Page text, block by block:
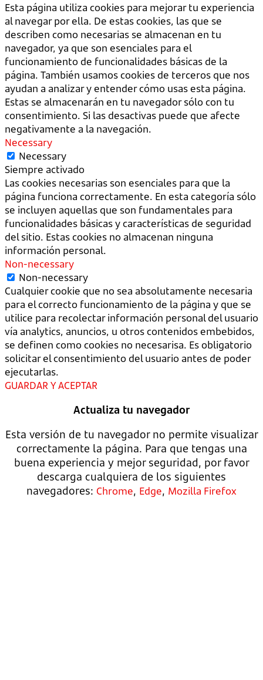
Esta página utiliza cookies para mejorar tu experiencia
al navegar por ella. De estas cookies, las que se
describen como necesarias se almacenan en tu
navegador, ya que son esenciales para el
funcionamiento de funcionalidades básicas de la
página. También usamos cookies de terceros que nos
ayudan a analizar y entender cómo usas esta página.
Estas se almacenarán en tu navegador sólo con tu
consentimiento. Si las desactivas puede que afecte
negativamente a la navegación.
Necessary
Necessary
Siempre activado
Las cookies necesarias son esenciales para que la
página funciona correctamente. En esta categoría sólo
se incluyen aquellas que son fundamentales para
funcionalidades básicas y características de seguridad
del sitio. Estas cookies no almacenan ninguna
información personal.
Non-necessary
Non-necessary
Cualquier cookie que no sea absolutamente necesaria
para el correcto funcionamiento de la página y que se
utilice para recolectar información personal del usuario
vía analytics, anuncios, u otros contenidos embebidos,
se definen como cookies no necesarisa. Es obligatorio
solicitar el consentimiento del usuario antes de poder
ejecutarlas.
GUARDAR Y ACEPTAR
Actualiza tu navegador
Esta versión de tu navegador no permite visualizar
correctamente la página. Para que tengas una
buena experiencia y mejor seguridad, por favor
descarga cualquiera de los siguientes
navegadores: Chrome, Edge, Mozilla Firefox